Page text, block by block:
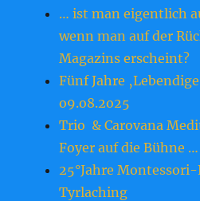
… ist man eigentlich
wenn man auf der
Magazins erscheint?
Fünf Jahre
o9.o8.2o25
Trio & Carovana
Foyer auf die Bühne …
25°Jahre
Tyrlaching